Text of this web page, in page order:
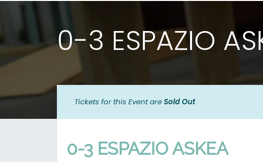
0-3 ESPAZIO
Tickets for this Event areSold Out
0-3 ESPAZIO ASKEA